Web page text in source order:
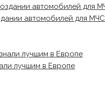
автомобилей для
лучшим в Европе